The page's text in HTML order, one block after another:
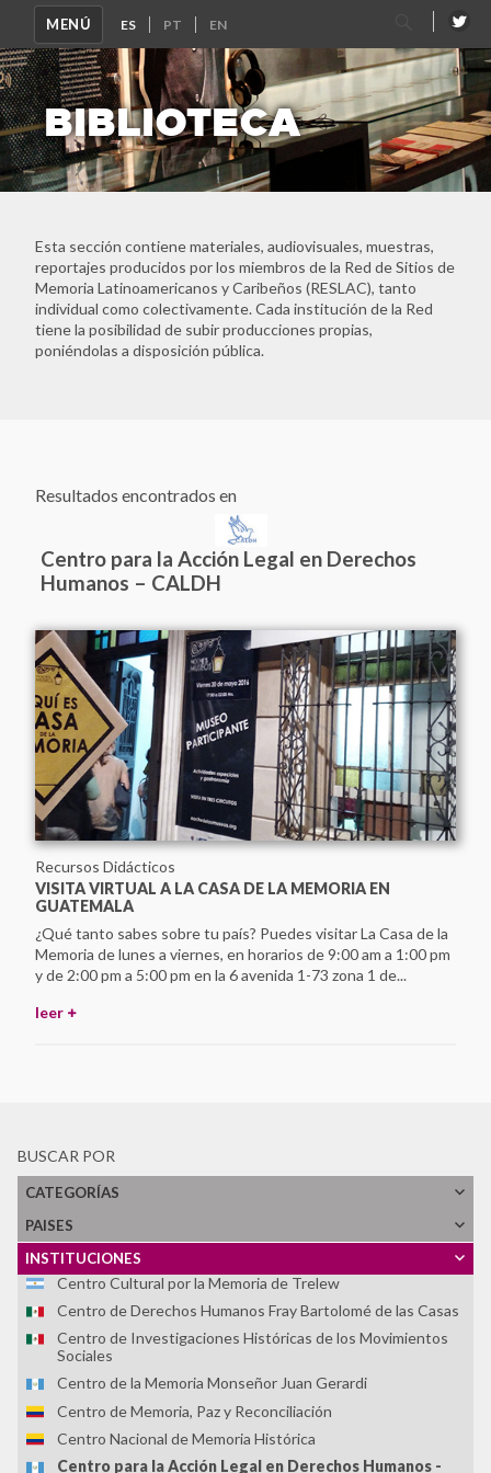
MENÚ
Buscar
por:
BIBLIOTECA
Esta sección contiene materiales, audiovisuales, muestras,
reportajes producidos por los miembros de la Red de Sitios de
Memoria Latinoamericanos y Caribeños (RESLAC), tanto
individual como colectivamente. Cada institución de la Red
tiene la posibilidad de subir producciones propias,
poniéndolas a disposición pública.
Resultados encontrados en
Centro para la Acción Legal en Derechos
Humanos – CALDH
Recursos Didácticos
VISITA VIRTUAL A LA CASA DE LA MEMORIA EN
GUATEMALA
¿Qué tanto sabes sobre tu país? Puedes visitar La Casa de la
Memoria de lunes a viernes, en horarios de 9:00 am a 1:00 pm
y de 2:00 pm a 5:00 pm en la 6 avenida 1-73 zona 1 de...
leer
BUSCAR POR
CATEGORÍAS
PAISES
INSTITUCIONES
Ver Todos
Tlaxcoaque. Sitio de Memoria
Red de Sitios de Memoria Latinoamericanos y Caribeños
Archivo Histórico de la Policía Nacional
Archivo Provincial de la Memoria de Córdoba
Asociación Caminos de la Memoria
Asociación por la Memoria y los Derechos Humanos
"Colonia Dignidad"
Casa do Povo
Centro Cultural Museo de la Memoria - MUME
Centro Cultural Museo y Memoria de Neltume
Centro Cultural por la Memoria de Trelew
Centro de Derechos Humanos Fray Bartolomé de las Casas
Centro de Investigaciones Históricas de los Movimientos
Sociales
Centro de la Memoria Monseñor Juan Gerardi
Centro de Memoria, Paz y Reconciliación
Centro Nacional de Memoria Histórica
Centro para la Acción Legal en Derechos Humanos -